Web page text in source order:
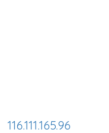
116.111.165.96